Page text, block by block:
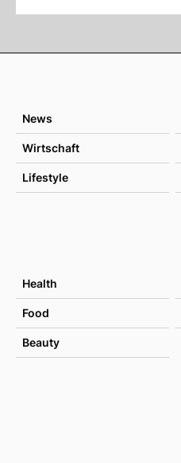
News
Wirtschaft
Lifestyle
Health
Food
Beauty